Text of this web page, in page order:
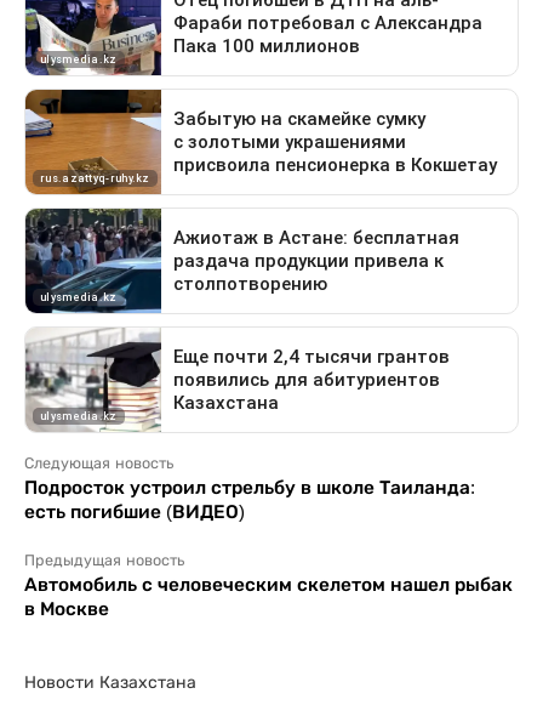
Следующая новость
Подросток устроил стрельбу в школе Таиланда:
есть погибшие (ВИДЕО)
Предыдущая новость
Автомобиль с человеческим скелетом нашел рыбак
в Москве
Новости Казахстана